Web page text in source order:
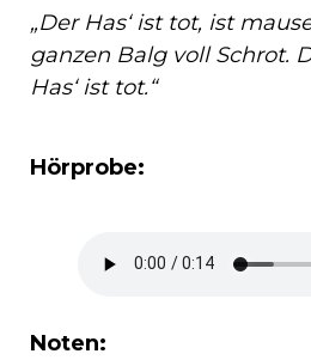
„Der Has‘ ist tot, ist
ganzen Balg voll Schrot.
Has‘ ist tot.“
Hörprobe:
Noten: